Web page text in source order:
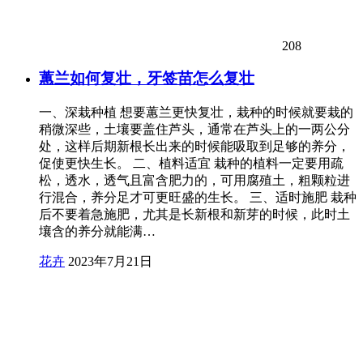
208
蕙兰如何复壮，牙签苗怎么复壮
一、深栽种植 想要蕙兰更快复壮，栽种的时候就要栽的
稍微深些，土壤要盖住芦头，通常在芦头上的一两公分
处，这样后期新根长出来的时候能吸取到足够的养分，
促使更快生长。 二、植料适宜 栽种的植料一定要用疏
松，透水，透气且富含肥力的，可用腐殖土，粗颗粒进
行混合，养分足才可更旺盛的生长。 三、适时施肥 栽种
后不要着急施肥，尤其是长新根和新芽的时候，此时土
壤含的养分就能满…
花卉 2023年7月21日